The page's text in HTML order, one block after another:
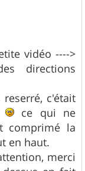
vidéo ---->
directions
c'était
ce qui ne
comprimé la
en haut.
merci